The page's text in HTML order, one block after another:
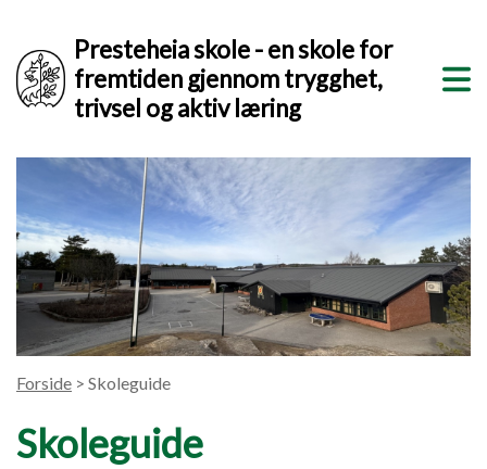
Presteheia skole - en skole for
fremtiden gjennom trygghet,
trivsel og aktiv læring
Forside > Skoleguide
Skoleguide